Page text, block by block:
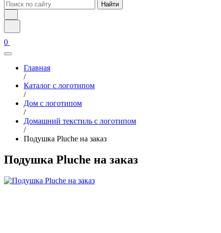
Найти
0
Главная
/
Каталог с логотипом
/
Дом с логотипом
/
Домашний текстиль с логотипом
/
Подушка Pluche на заказ
Подушка Pluche на заказ